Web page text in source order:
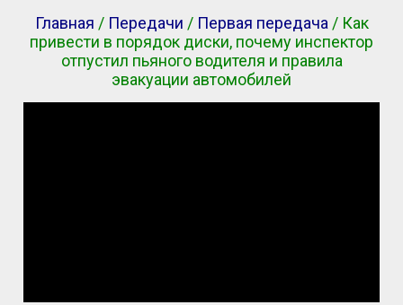
Главная / Передачи / Первая передача / Как
привести в порядок диски, почему инспектор
отпустил пьяного водителя и правила
эвакуации автомобилей